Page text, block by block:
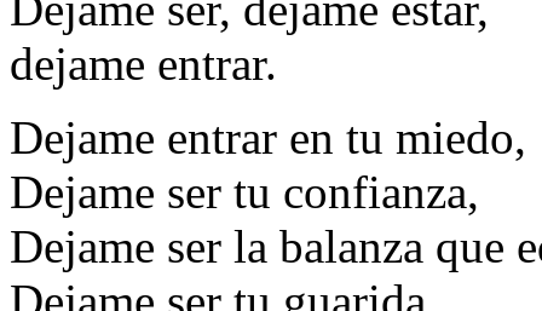
dejame entrar.
Dejame entrar en tu miedo,
Dejame ser tu confianza,
Dejame ser la balanza que
Dejame ser tu guarida